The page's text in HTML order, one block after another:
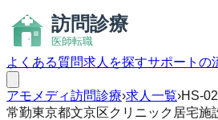
よくある質問求人を探すサポートの
アモメディ訪問診療›求人一覧›HS-
常勤東京都文京区クリニック 居宅施